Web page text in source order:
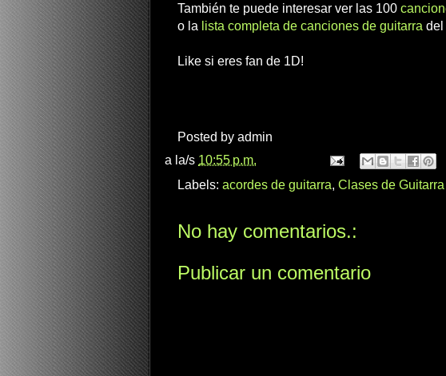
También te puede interesar ver las 100
o la lista completa de canciones de guitarra del
Like si eres fan de 1D!
Posted by admin
a la/s 10:55 p.m.
Labels: acordes de guitarra, Clases de
No hay comentarios.:
Publicar un comentario